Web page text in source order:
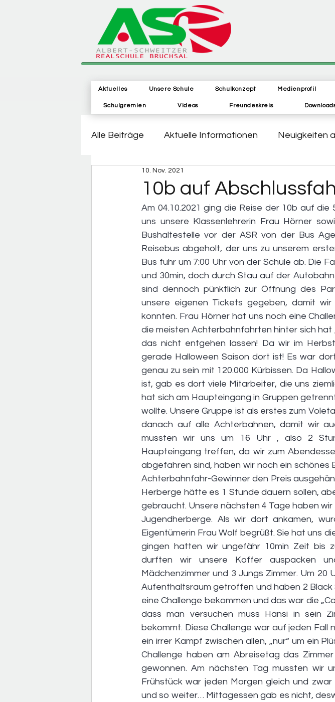
Aktuelles Unsere Schule Schulkonzept Medienprofil
Schulgremien Videos Freundeskreis
Alle Beiträge Aktuelle Informationen Neuigkeiten
10b auf
10. Nov. 2021
Am 04.10.2021 ging die Reise der 10b auf
uns unsere Klassenlehrerin Frau Hörner
Bushaltestelle vor der ASR von der Bus
Reisebus abgeholt, der uns zu unserem
Bus fuhr um 7:00 Uhr von der Schule ab. Die
und 30min, doch durch Stau auf der
sind dennoch pünktlich zur Öffnung des
unsere eigenen Tickets gegeben, damit
konnten. Frau Hörner hat uns noch eine
die meisten Achterbahnfahrten hinter sich hat
das nicht entgehen lassen! Da wir im
gerade Halloween Saison dort ist! Es war
genau zu sein mit 120.000 Kürbissen. Da
ist, gab es dort viele Mitarbeiter, die uns
hat sich am Haupteingang in Gruppen
wollte. Unsere Gruppe ist als erstes zum
danach auf alle Achterbahnen, damit wir
mussten wir uns um 16 Uhr , also 2
Haupteingang treffen, da wir zum
abgefahren sind, haben wir noch ein schönes
Achterbahnfahr-Gewinner den Preis
Herberge hätte es 1 Stunde dauern sollen,
gebraucht. Unsere nächsten 4 Tage haben
Jugendherberge. Als wir dort ankamen,
Eigentümerin Frau Wolf begrüßt. Sie hat uns
gingen hatten wir ungefähr 10min Zeit bis
durften wir unsere Koffer auspacken
Mädchenzimmer und 3 Jungs Zimmer. Um 20
Aufenthaltsraum getroffen und haben 2
eine Challenge bekommen und das war die
dass man versuchen muss Hansi in sein
bekommt. Diese Challenge war auf jeden Fall
ein irrer Kampf zwischen allen, „nur“ um ein
Challenge haben am Abreisetag das
gewonnen. Am nächsten Tag mussten wir
Frühstück war jeden Morgen gleich und
und so weiter… Mittagessen gab es nicht,